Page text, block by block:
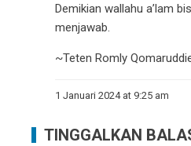
Demikian wallahu a’lam
menjawab.
~Teten Romly
1 Januari 2024 at 9:25 am
TINGGALKAN